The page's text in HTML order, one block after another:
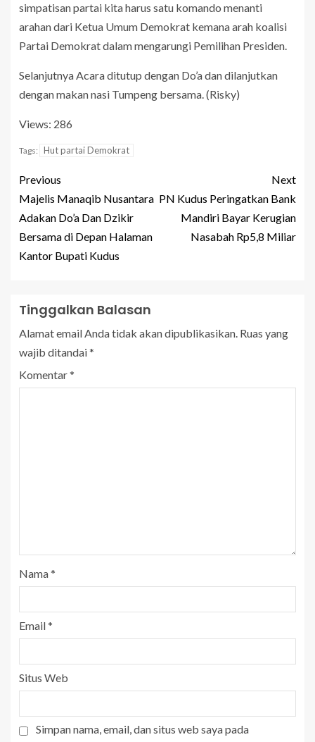
simpatisan partai kita harus satu komando menanti
arahan dari Ketua Umum Demokrat kemana arah koalisi
Partai Demokrat dalam mengarungi Pemilihan Presiden.
Selanjutnya Acara ditutup dengan Do’a dan dilanjutkan
dengan makan nasi Tumpeng bersama. (Risky)
Views: 286
Tags: Hut partai Demokrat
Previous
Majelis Manaqib Nusantara
Adakan Do’a Dan Dzikir
Bersama di Depan Halaman
Kantor Bupati Kudus
Next
PN Kudus Peringatkan Bank
Mandiri Bayar Kerugian
Nasabah Rp5,8 Miliar
Tinggalkan Balasan
Alamat email Anda tidak akan dipublikasikan. Ruas yang
wajib ditandai*
Komentar*
Nama*
Email*
Situs Web
Simpan nama, email, dan situs web saya pada